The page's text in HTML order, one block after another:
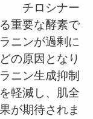
ー
重要な酵素で
ニンが過剰に
の原因となり
ニン生成抑制
軽減し、肌全
が期待されま